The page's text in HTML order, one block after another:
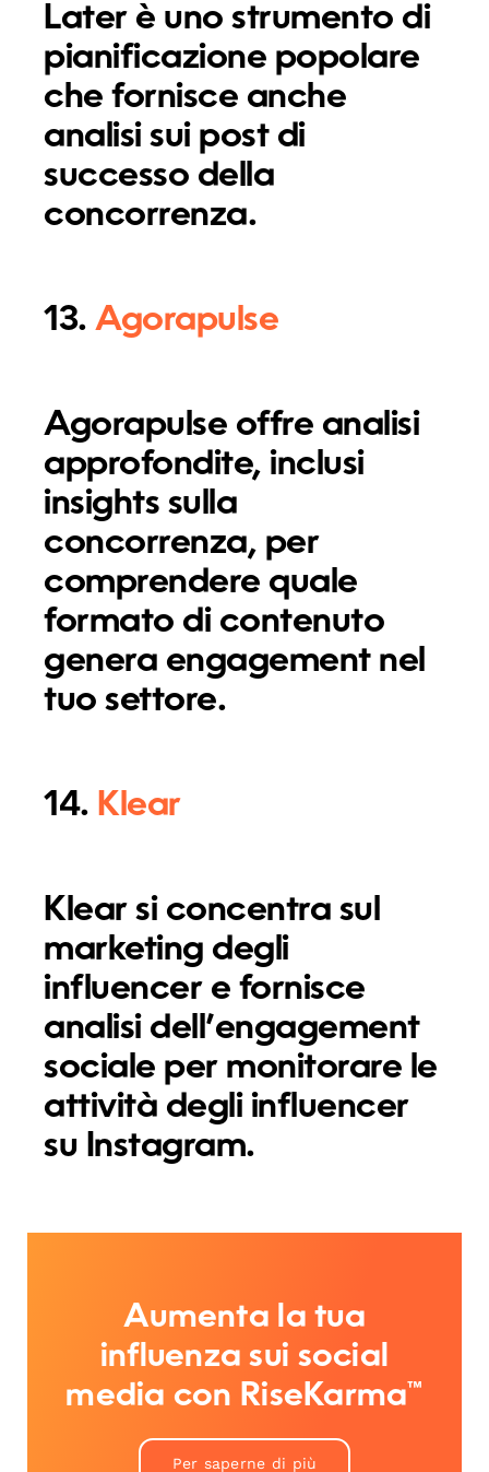
Later è uno strumento di
pianificazione popolare
che fornisce anche
analisi sui post di
successo della
concorrenza.
13.Agorapulse
Agorapulse offre analisi
approfondite, inclusi
insights sulla
concorrenza, per
comprendere quale
formato di contenuto
genera engagement nel
tuo settore.
14. Klear
Klear si concentra sul
marketing degli
influencer e fornisce
analisi dell’engagement
sociale per monitorare le
attività degli influencer
su Instagram.
Aumenta la tua
influenza sui social
media con RiseKarma™
Per saperne di più